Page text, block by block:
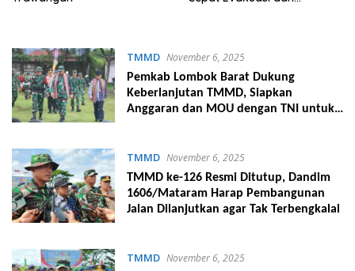
TMMD November 6, 2025
Pemkab Lombok Barat Dukung
Keberlanjutan TMMD, Siapkan
Anggaran dan MOU dengan TNI untuk
TMMD November 6, 2025
TMMD ke-126 Resmi Ditutup, Dandim
1606/Mataram Harap Pembangunan
Jalan Dilanjutkan agar Tak Terbengkalai
TMMD November 6, 2025